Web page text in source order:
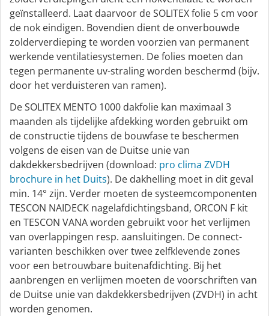
geïnstalleerd. Laat daarvoor de SOLITEX folie 5 cm voor
de nok eindigen. Bovendien dient de onverbouwde
zolderverdieping te worden voorzien van permanent
werkende ventilatiesystemen. De folies moeten dan
tegen permanente uv-straling worden beschermd (bijv.
door het verduisteren van ramen).
De SOLITEX MENTO 1000 dakfolie kan maximaal 3
maanden als tijdelijke afdekking worden gebruikt om
de constructie tijdens de bouwfase te beschermen
volgens de eisen van de Duitse unie van
dakdekkersbedrijven (download: pro clima ZVDH
brochure in het Duits). De dakhelling moet in dit geval
min. 14° zijn. Verder moeten de systeemcomponenten
TESCON NAIDECK nagelafdichtingsband, ORCON F kit
en TESCON VANA worden gebruikt voor het verlijmen
van overlappingen resp. aansluitingen. De connect-
varianten beschikken over twee zelfklevende zones
voor een betrouwbare buitenafdichting. Bij het
aanbrengen en verlijmen moeten de voorschriften van
de Duitse unie van dakdekkersbedrijven (ZVDH) in acht
worden genomen.